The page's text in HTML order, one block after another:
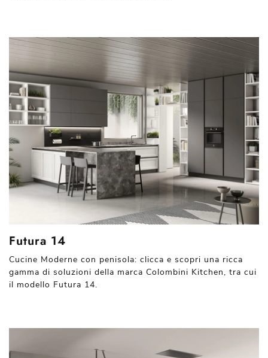
Futura 14
Cucine Moderne con penisola: clicca e scopri una ricca
gamma di soluzioni della marca Colombini Kitchen, tra cui
il modello Futura 14.